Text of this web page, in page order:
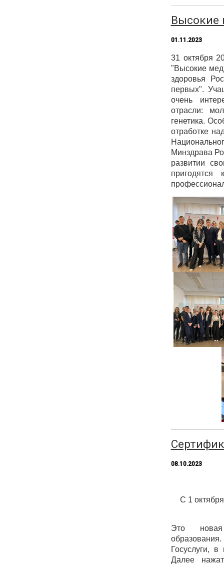
Высокие
01.11.2023
31 октября
"Высокие
здоровья
первых".
очень
отрасли:
генетика.
отработке
Минздрава
развитии
08.10.2023
С 1
Это новая
Госуслуги, в
Далее